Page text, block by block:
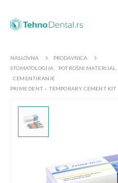
NASLOVNA
PRODAVNICA
STOMATOLOGIJA
POTROŠNI MATERIJAL
CEMENTIRANJE
PRIME DENT – TEMPORARY CEMENT KIT